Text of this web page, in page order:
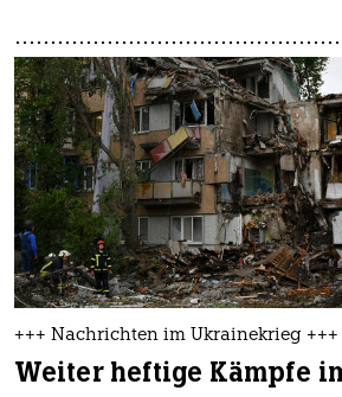
+++ Nachrichten im Ukrainekrieg +++
Weiter heftige Kämpfe